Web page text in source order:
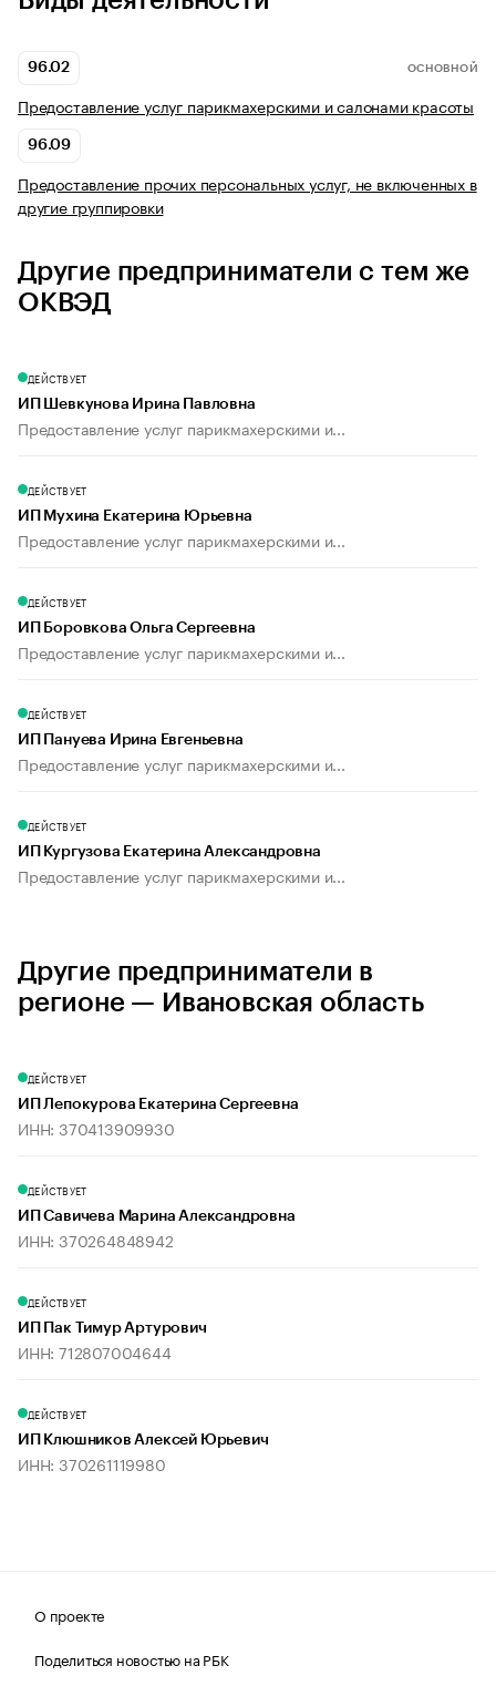
96.02 ОСНОВНОЙ
Предоставление услуг парикмахерскими и салонами красоты
96.09
Предоставление прочих персональных услуг, не включенных в
другие группировки
Другие предприниматели с тем же
ОКВЭД
ДЕЙСТВУЕТ
ИП Шевкунова Ирина Павловна
Предоставление услуг парикмахерскими и...
ДЕЙСТВУЕТ
ИП Мухина Екатерина Юрьевна
Предоставление услуг парикмахерскими и...
ДЕЙСТВУЕТ
ИП Боровкова Ольга Сергеевна
Предоставление услуг парикмахерскими и...
ДЕЙСТВУЕТ
ИП Пануева Ирина Евгеньевна
Предоставление услуг парикмахерскими и...
ДЕЙСТВУЕТ
ИП Кургузова Екатерина Александровна
Предоставление услуг парикмахерскими и...
Другие предприниматели в
регионе — Ивановская область
ДЕЙСТВУЕТ
ИП Лепокурова Екатерина Сергеевна
ИНН: 370413909930
ДЕЙСТВУЕТ
ИП Савичева Марина Александровна
ИНН: 370264848942
ДЕЙСТВУЕТ
ИП Пак Тимур Артурович
ИНН: 712807004644
ДЕЙСТВУЕТ
ИП Клюшников Алексей Юрьевич
ИНН: 370261119980
О проекте
Поделиться новостью на РБК